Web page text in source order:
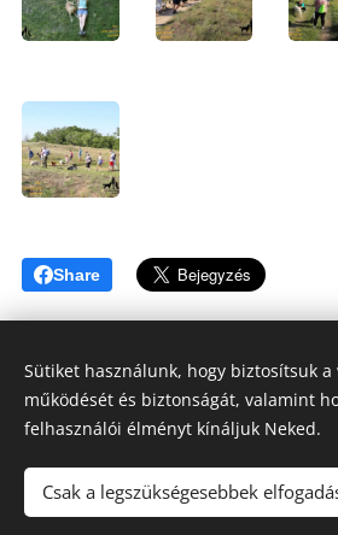
Share
Tóthné Hesz
KUTYAKAPCSOLAT
Sütiket használunk, hogy biztosítsuk
működését és biztonságát, valamint
felhasználói élményt kínáljuk Neked.
Csak a legszükségesebbek